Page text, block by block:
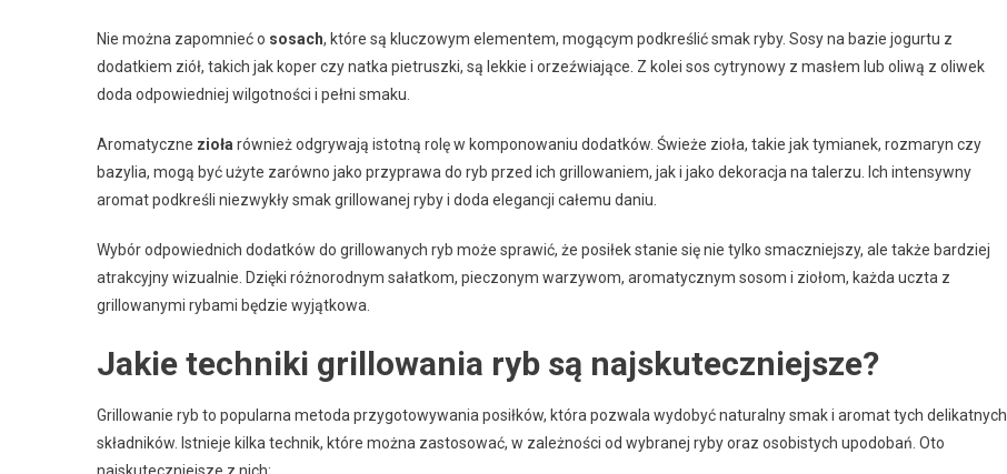
Nie można zapomnieć o sosach, które są kluczowym elementem, mogącym podkreślić smak ryby. Sosy na bazie jogurtu z
dodatkiem ziół, takich jak koper czy natka pietruszki, są lekkie i orzeźwiające. Z kolei sos cytrynowy z masłem lub oliwą z oliwek
doda odpowiedniej wilgotności i pełni smaku.
Aromatyczne ziołarównież odgrywają istotną rolę w komponowaniu dodatków. Świeże zioła, takie jak tymianek, rozmaryn czy
bazylia, mogą być użyte zarówno jako przyprawa do ryb przed ich grillowaniem, jak i jako dekoracja na talerzu. Ich intensywny
aromat podkreśli niezwykły smak grillowanej ryby i doda elegancji całemu daniu.
Wybór odpowiednich dodatków do grillowanych ryb może sprawić, że posiłek stanie się nie tylko smaczniejszy, ale także bardziej
atrakcyjny wizualnie. Dzięki różnorodnym sałatkom, pieczonym warzywom, aromatycznym sosom i ziołom, każda uczta z
grillowanymi rybami będzie wyjątkowa.
Jakie techniki grillowania ryb są najskuteczniejsze?
Grillowanie ryb to popularna metoda przygotowywania posiłków, która pozwala wydobyć naturalny smak i aromat tych delikatnych
składników. Istnieje kilka technik, które można zastosować, w zależności od wybranej ryby oraz osobistych upodobań. Oto